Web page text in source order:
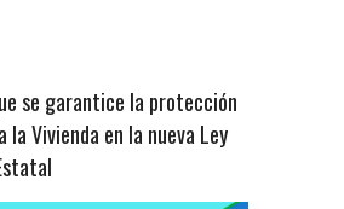
se garantice la protección
la Vivienda en la nueva Ley